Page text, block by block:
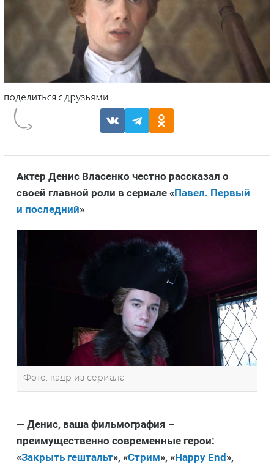
Актер Денис Власенко честно рассказал о
своей главной роли в сериале «Павел. Первый
и последний»
Фото: кадр из сериала
— Денис, ваша фильмография –
преимущественно современные герои:
«Закрыть гештальт», «Стрим», «Happy End »,